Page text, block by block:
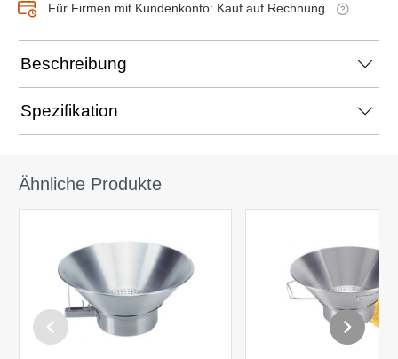
Für Firmen mit Kundenkonto: Kauf auf Rechnung
Beschreibung
Spezifikation
Ähnliche Produkte